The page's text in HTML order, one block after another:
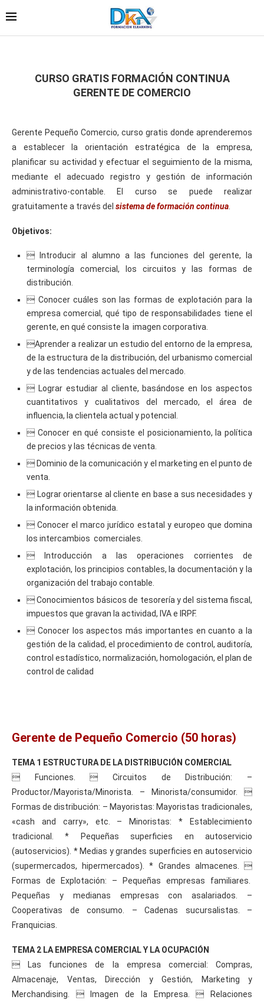
CURSO GRATIS FORMACIÓN CONTINUA
GERENTE DE COMERCIO
Gerente Pequeño Comercio, curso gratis donde aprenderemos
a establecer la orientación estratégica de la empresa,
planificar su actividad y efectuar el seguimiento de la misma,
mediante el adecuado registro y gestión de información
administrativo-contable. El curso se puede realizar
gratuitamente a través del sistema de formación continua
Objetivos:
 Introducir al alumno a las funciones del gerente, la
terminología comercial, los circuitos y las formas de
distribución.
 Conocer cuáles son las formas de explotación para la
empresa comercial, qué tipo de responsabilidades tiene el
gerente, en qué consiste la imagen corporativa.
Aprender a realizar un estudio del entorno de la empresa,
de la estructura de la distribución, del urbanismo comercial
y de las tendencias actuales del mercado.
 Lograr estudiar al cliente, basándose en los aspectos
cuantitativos y cualitativos del mercado, el área de
influencia, la clientela actual y potencial.
 Conocer en qué consiste el posicionamiento, la política
de precios y las técnicas de venta.
 Dominio de la comunicación y el marketing en el punto de
venta.
 Lograr orientarse al cliente en base a sus necesidades y
la información obtenida.
 Conocer el marco jurídico estatal y europeo que domina
los intercambios comerciales.
 Introducción a las operaciones corrientes de
explotación, los principios contables, la documentación y la
organización del trabajo contable.
 Conocimientos básicos de tesorería y del sistema fiscal,
impuestos que gravan la actividad, IVA e IRPF.
 Conocer los aspectos más importantes en cuanto a la
gestión de la calidad, el procedimiento de control, auditoría,
control estadístico, normalización, homologación, el plan de
control de calidad
Gerente de Pequeño Comercio (50 horas)
TEMA 1 ESTRUCTURA DE LA DISTRIBUCIÓN COMERCIAL
 Funciones.  Circuitos de Distribución: –
Productor/Mayorista/Minorista. – Minorista/consumidor. 
Formas de distribución: – Mayoristas: Mayoristas tradicionales,
«cash and carry», etc. – Minoristas: * Establecimiento
tradicional. * Pequeñas superficies en autoservicio
(autoservicios). * Medias y grandes superficies en autoservicio
(supermercados, hipermercados). * Grandes almacenes. 
Formas de Explotación: – Pequeñas empresas familiares.
Pequeñas y medianas empresas con asalariados. –
Cooperativas de consumo. – Cadenas sucursalistas. –
Franquicias.
TEMA 2 LA EMPRESA COMERCIAL Y LA OCUPACIÓN
 Las funciones de la empresa comercial: Compras,
Almacenaje, Ventas, Dirección y Gestión, Marketing y
Merchandising.  Imagen de la Empresa.  Relaciones